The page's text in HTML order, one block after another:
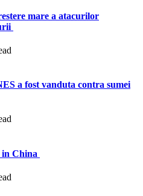
mare a atacurilor
a fost vanduta contra sumei
in China